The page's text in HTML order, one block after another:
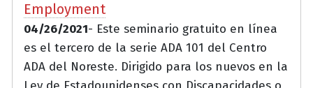
Employment
04/26/2021- Este seminario gratuito en línea
es el tercero de la serie ADA 101 del Centro
ADA del Noreste. Dirigido para los nuevos en la